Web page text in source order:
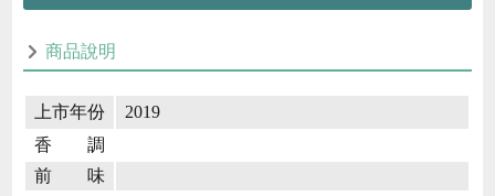
商品說明
上市年份
2019
香 調
前 味